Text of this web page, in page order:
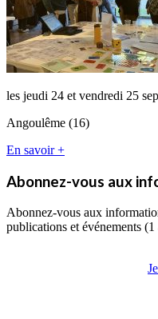
les jeudi 24 et vendredi 25
Angoulême (16)
En savoir +
Abonnez-vous aux
Abonnez-vous aux
publications et événements